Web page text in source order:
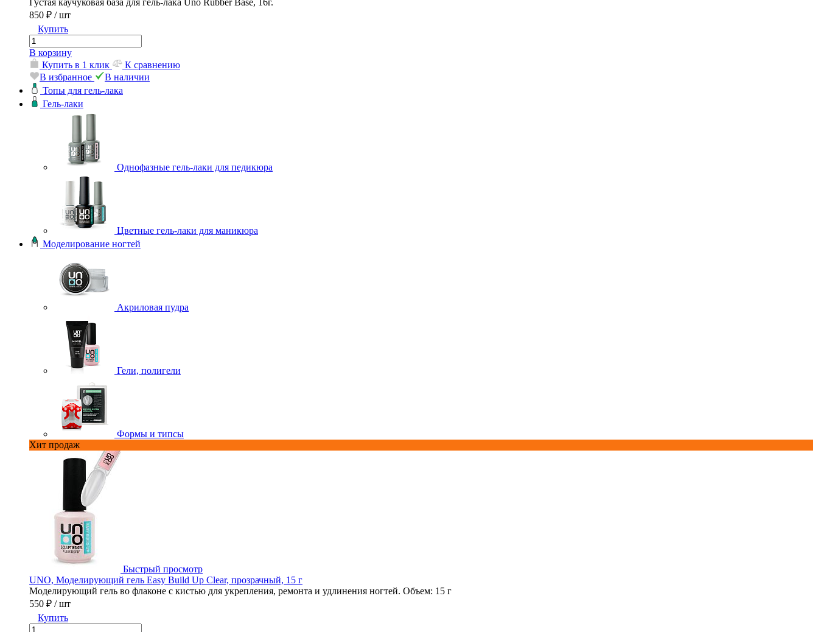
Густая каучуковая база для гель-лака Uno Rubber Base, 16г.
850 ₽ / шт
Купить
В корзину
Купить в 1 клик
К сравнению
В избранное
В наличии
Топы для гель-лака
Гель-лаки
Однофазные гель-лаки для педикюра
Цветные гель-лаки для маникюра
Моделирование ногтей
Акриловая пудра
Гели, полигели
Формы и типсы
Хит продаж
Быстрый просмотр
UNO, Моделирующий гель Easy Build Up Clear, прозрачный, 15 г
Моделирующий гель во флаконе с кистью для укрепления, ремонта и удлинения ногтей. Объем: 15 г
550 ₽ / шт
Купить